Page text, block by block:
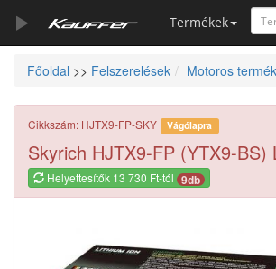
Termékek
Szerszámkatalógus
Kosár
Alkatrészek
Főoldal >> Felszerelések Motoros termék
Cikkszám: HJTX9-FP-SKY Vágólapra
Skyrich HJTX9-FP (YTX9-
Helyettesítők 13 730 Ft-tól 9db